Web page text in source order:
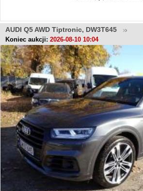
AUDI Q5 AWD Tiptronic, DW3T645
Koniec aukcji: 2026-08-10 10:04